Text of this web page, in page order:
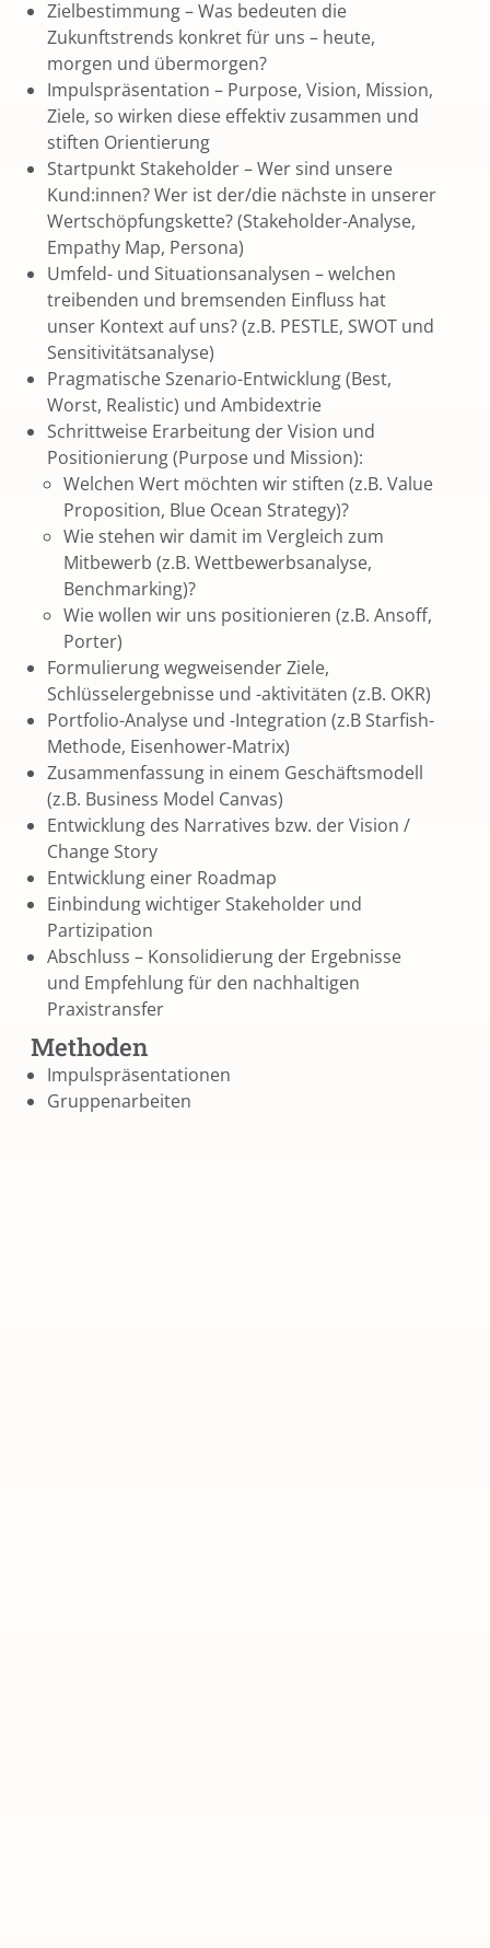
Zielbestimmung – Was bedeuten die
Zukunftstrends konkret für uns – heute,
morgen und übermorgen?
Impulspräsentation – Purpose, Vision, Mission,
Ziele, so wirken diese effektiv zusammen und
stiften Orientierung
Startpunkt Stakeholder – Wer sind unsere
Kund:innen? Wer ist der/die nächste in unserer
Wertschöpfungskette? (Stakeholder-Analyse,
Empathy Map, Persona)
Umfeld- und Situationsanalysen – welchen
treibenden und bremsenden Einfluss hat
unser Kontext auf uns? (z.B. PESTLE, SWOT und
Sensitivitätsanalyse)
Pragmatische Szenario-Entwicklung (Best,
Worst, Realistic) und Ambidextrie
Schrittweise Erarbeitung der Vision und
Positionierung (Purpose und Mission):
Welchen Wert möchten wir stiften (z.B. Value
Proposition, Blue Ocean Strategy)?
Wie stehen wir damit im Vergleich zum
Mitbewerb (z.B. Wettbewerbsanalyse,
Benchmarking)?
Wie wollen wir uns positionieren (z.B. Ansoff,
Porter)
Formulierung wegweisender Ziele,
Schlüsselergebnisse und -aktivitäten (z.B. OKR)
Portfolio-Analyse und -Integration (z.B Starfish-
Methode, Eisenhower-Matrix)
Zusammenfassung in einem Geschäftsmodell
(z.B. Business Model Canvas)
Entwicklung des Narratives bzw. der Vision /
Change Story
Entwicklung einer Roadmap
Einbindung wichtiger Stakeholder und
Partizipation
Abschluss – Konsolidierung der Ergebnisse
und Empfehlung für den nachhaltigen
Praxistransfer
Methoden
Impulspräsentationen
Gruppenarbeiten